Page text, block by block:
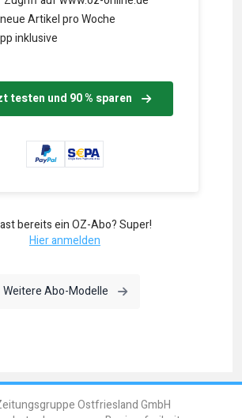
Artikel pro Woche
inklusive
testen und 90 % sparen
bereits ein OZ-Abo? Super!
Hier anmelden
Weitere Abo-Modelle
Ostfriesland GmbH